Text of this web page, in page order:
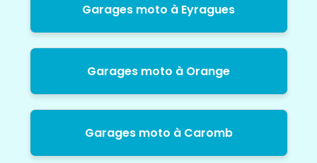
Garages moto à Eyragues
Garages moto à Orange
Garages moto à Caromb